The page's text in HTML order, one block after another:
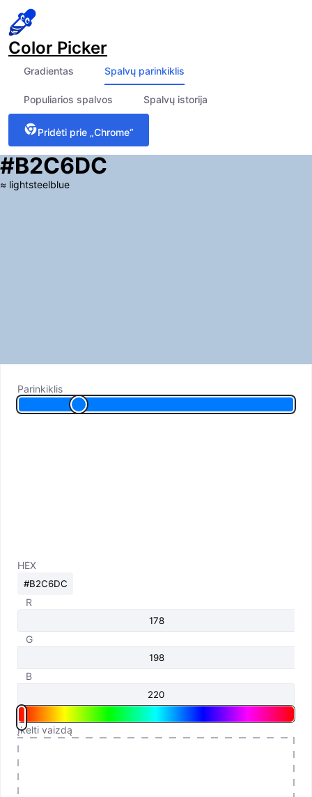
Color Picker
Gradientas Spalvų parinkiklis
Populiarios spalvos Spalvų istorija
Pridėti prie „Chrome“
#B2C6DC
≈ lightsteelblue
Parinkiklis
HEX
R
G
B
Įkelti vaizdą